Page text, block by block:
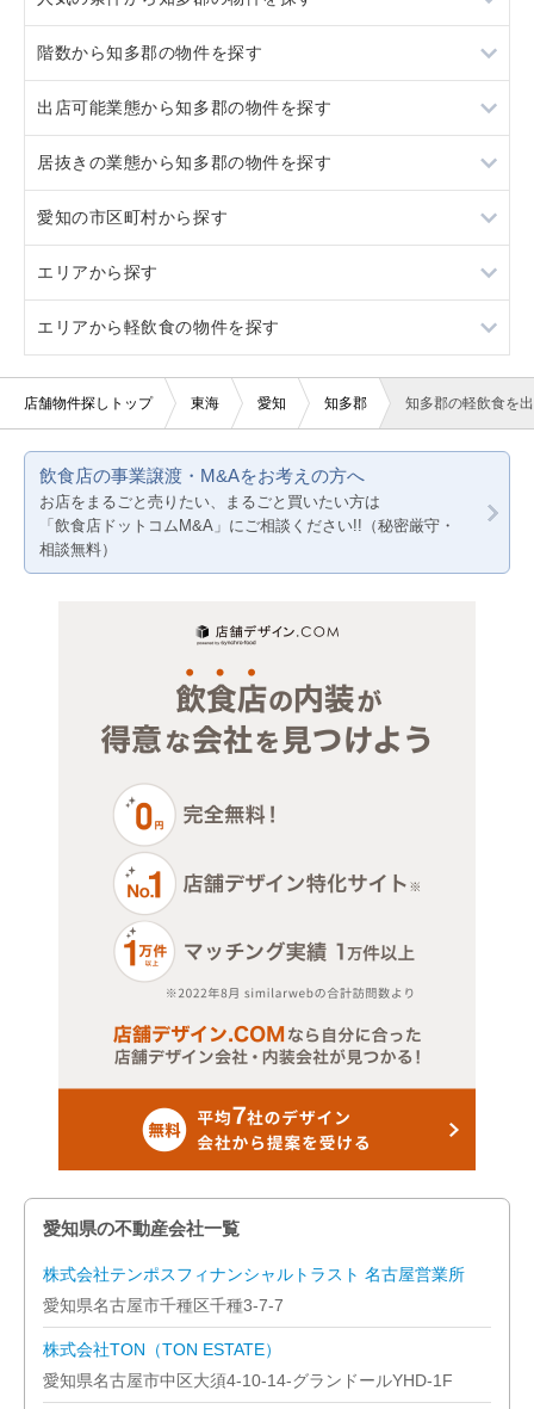
居抜き
10坪以下
20坪以下
賃料10万円以下
賃料20万円以下
階数から知多郡の物件を探す
1階
出店可能業態から知多郡の物件を探す
重飲食
軽飲食
居抜きの業態から知多郡の物件を探す
イタリア料理
その他
愛知の市区町村から探す
名古屋市すべて
名古屋市千種区
名古屋市東区
名古屋市西区
名古屋市中村区
名古屋市中川区
名古屋市港区
名古屋市南区
名古屋市守山区
名古屋市緑区
名古屋市名東区
名古屋市天白区
岡崎市
半田市
春日井市
エリアから探す
愛知
静岡
三重
エリアから軽飲食の物件を探す
愛知
岐阜
三重
店舗物件探しトップ 東海 愛知 知多郡 知多郡の軽飲食を
飲食店の事業譲渡・M&Aをお考えの方へ
お店をまるごと売りたい、まるごと買いたい方は
「飲食店ドットコムM&A」にご相談ください!!（秘密厳守・
相談無料）
愛知県の不動産会社一覧
株式会社テンポスフィナンシャルトラスト 名古屋営業所
愛知県名古屋市千種区千種3-7-7
株式会社TON（TON ESTATE）
愛知県名古屋市中区大須4-10-14-グランドールYHD-1F